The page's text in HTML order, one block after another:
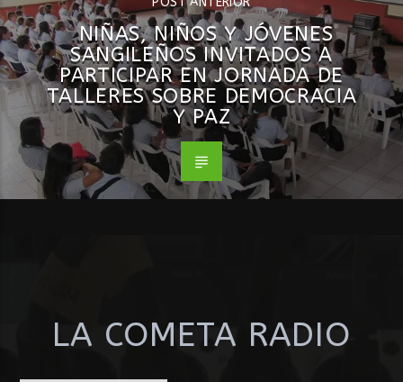
NIÑAS, NIÑOS Y JÓVENES
SANGILEÑOS INVITADOS A
PARTICIPAR EN JORNADA DE
TALLERES SOBRE DEMOCRACIA
Y PAZ
LA COMETA RADIO